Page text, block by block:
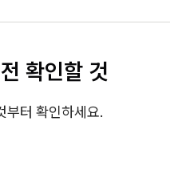
확인할 것
부터 확인하세요.